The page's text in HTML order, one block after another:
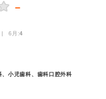
－
6月:4
小児歯科、歯科口腔外科